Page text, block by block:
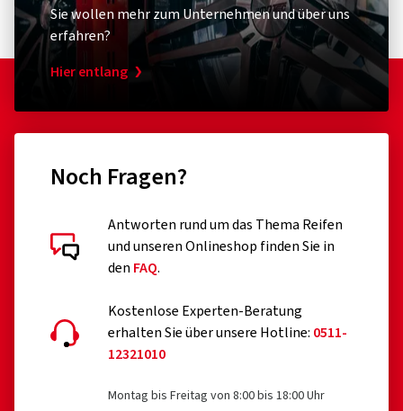
Sie wollen mehr zum Unternehmen und über uns
erfahren?
Hier entlang
Noch Fragen?
Antworten rund um das Thema Reifen
und unseren Onlineshop finden Sie in
den FAQ.
Kostenlose Experten-Beratung
erhalten Sie über unsere Hotline: 0511-
12321010
Montag bis Freitag von 8:00 bis 18:00 Uhr